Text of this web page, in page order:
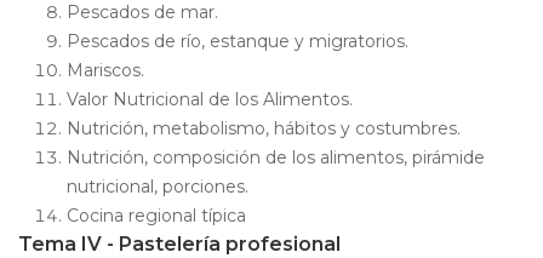
Pescados de mar.
Pescados de río, estanque y migratorios.
Mariscos.
Valor Nutricional de los Alimentos.
Nutrición, metabolismo, hábitos y costumbres.
Nutrición, composición de los alimentos, pirámide
nutricional, porciones.
Cocina regional típica
Tema IV - Pastelería profesional